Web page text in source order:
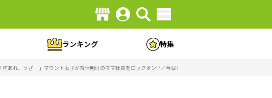
ランキング 特集
「何あれ、うざ…」マウント女子が育休明けのママ社員をロックオン!?／今日もワタシが一番カワイイ（1）（画像8/